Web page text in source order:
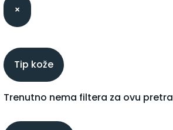
×
Tip kože
Trenutno nema filtera za ovu